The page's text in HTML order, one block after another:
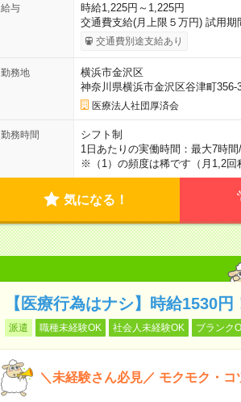
給与
時給1,225円～1,225円
交通費支給(月上限５万円) 試用
交通費別途支給あり
勤務地
横浜市金沢区
神奈川県横浜市金沢区谷津町
医療法人社団厚済会
勤務時間
シフト制
1日あたりの実働時間：最大7時
※（1）の頻度は稀です（月1,2回
気になる！
【医療行為はナシ】時給1530
派遣 職種未経験OK 社会人未経験OK ブランク
＼未経験さん必見／ モクモク・